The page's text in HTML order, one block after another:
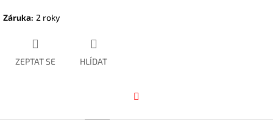
Záruka: 2 roky
ZEPTAT SE HLÍDAT